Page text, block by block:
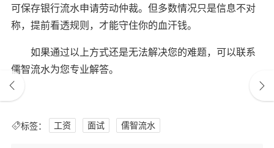
可保存银行流水申请劳动仲裁。但多数情况只是信息不对
称，提前看透规则，才能守住你的血汗钱。
如果通过以上方式还是无法解决您的难题，可以联系
儒智流水为您专业解答。
标签： 工资 面试 儒智流水